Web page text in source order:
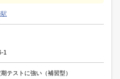
1
テストに強い（補習型）